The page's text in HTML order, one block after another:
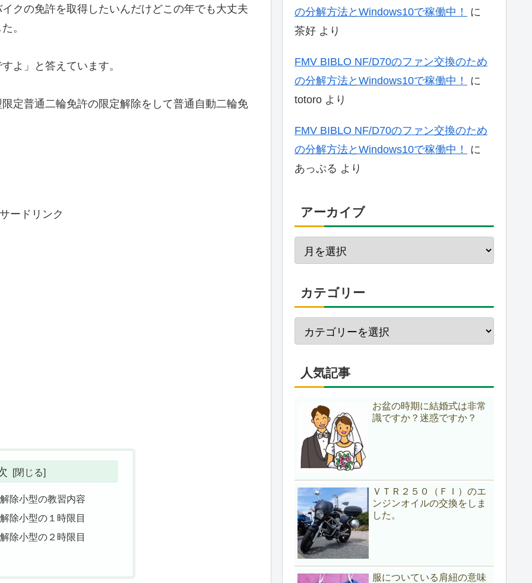
クの免許を取得したいんだけどこの年でも大丈夫
。
よ」と答えています。
定普通二輪免許の限定解除をして普通自動二輪免
ードリンク
除小型の教習内容
除小型の１時限目
除小型の２時限目
の分解方法とWindows10で稼働中！
に
茶好 より
FMV BIBLO NF/D70のファン交換のため
の分解方法とWindows10で稼働中！
に
totoro より
FMV BIBLO NF/D70のファン交換のため
の分解方法とWindows10で稼働中！
に
あっぷる より
アーカイブ
カテゴリー
人気記事
お盆の時期に結婚式は非常
識ですか？迷惑ですか？
ＶＴＲ２５０（ＦＩ）のエ
ンジンオイルの交換をしま
した。
服についている肩紐の意味